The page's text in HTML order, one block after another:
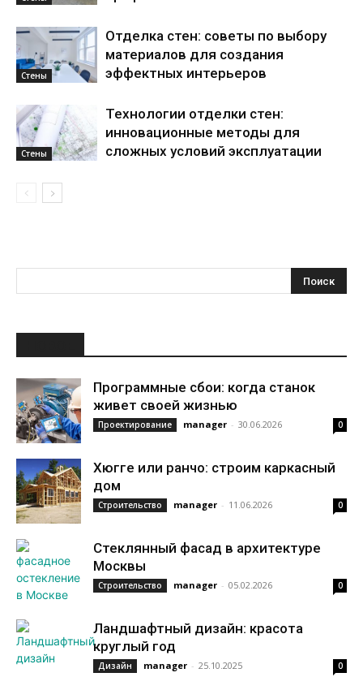
Стены
Отделка стен: советы по выбору
материалов для создания
эффектных интерьеров
Стены
Технологии отделки стен:
инновационные методы для
сложных условий эксплуатации
Программные сбои: когда станок
живет своей жизнью
Проектирование manager - 30.06.2026 0
Хюгге или ранчо: строим каркасный
дом
Строительство manager - 11.06.2026 0
Стеклянный фасад в архитектуре
Москвы
Строительство manager - 05.02.2026 0
Ландшафтный дизайн: красота
круглый год
Дизайн manager - 25.10.2025 0